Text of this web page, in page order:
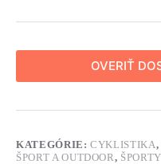
OVERIŤ
KATEGÓRIE:CYKLISTIKA,
ŠPORT A OUTDOOR , ŠPORTY